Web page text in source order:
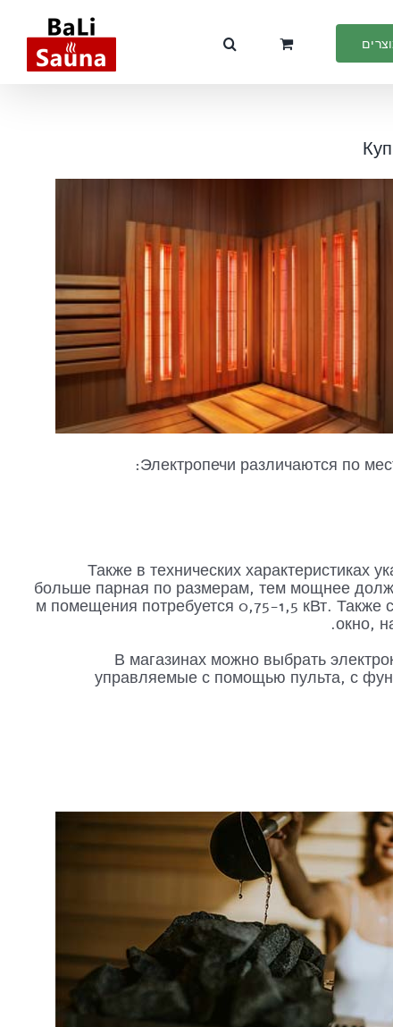
Электропечи различаются по
Также в технических характеристиках
больше парная по размерам, тем мощнее
м помещения потребуется 0,75-1,5 кВт. Также
окно,
В магазинах можно выбрать
управляемые с помощью пульта, с